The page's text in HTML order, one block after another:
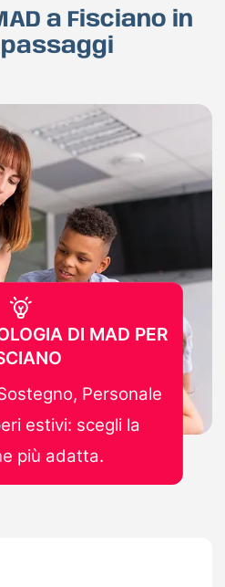
a Fisciano in
DI MAD PER
Personale
estivi: scegli la
più adatta.